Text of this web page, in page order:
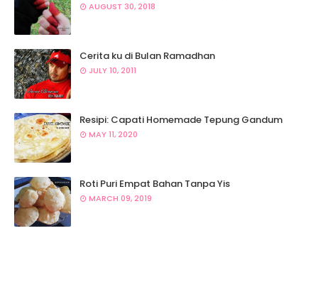
AUGUST 30, 2018
Cerita ku di Bulan Ramadhan
JULY 10, 2011
Resipi: Capati Homemade Tepung Gandum
MAY 11, 2020
Roti Puri Empat Bahan Tanpa Yis
MARCH 09, 2019